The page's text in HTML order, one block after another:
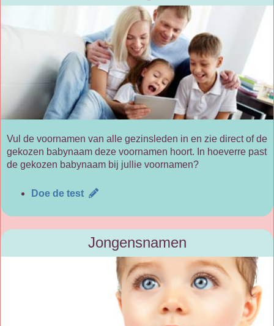
Vul de voornamen van alle gezinsleden in en zie direct of de
gekozen babynaam deze voornamen hoort. In hoeverre past
de gekozen babynaam bij jullie voornamen?
Doe de test
Jongensnamen